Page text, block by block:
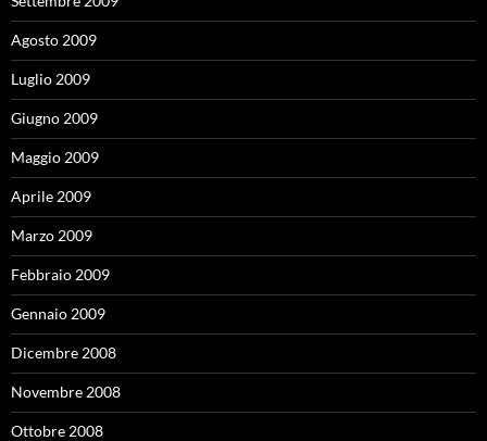
Agosto 2009
Luglio 2009
Giugno 2009
Maggio 2009
Aprile 2009
Marzo 2009
Febbraio 2009
Gennaio 2009
Dicembre 2008
Novembre 2008
Ottobre 2008